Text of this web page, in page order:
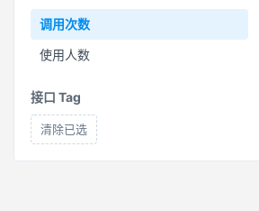
调用次数
使用人数
接口 Tag
清除已选